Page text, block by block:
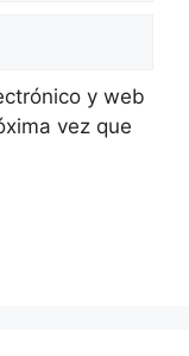
y web
vez que